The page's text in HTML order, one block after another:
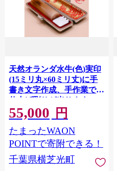
天然オランダ水牛(色)実印
(15ミリ丸×60ミリ丈)に手
書き文字作成、手作業での
仕上げ彫りが光ります
【1623867】
55,000 円
たまったWAON
POINTで寄附できる！
千葉県横芝光町